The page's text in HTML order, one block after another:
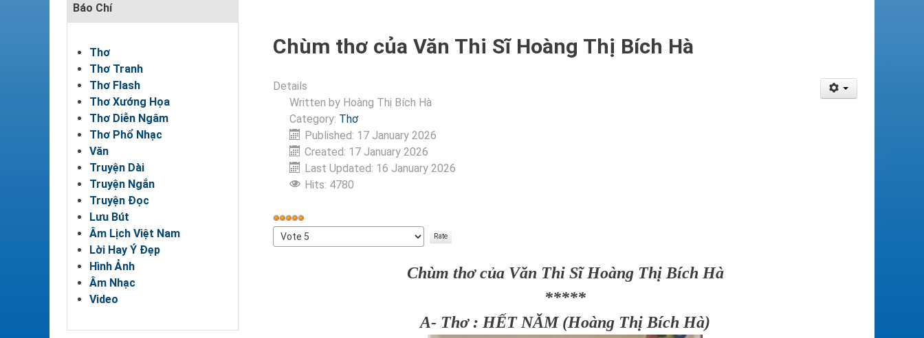
Báo Chí
Thơ
Thơ Tranh
Thơ Flash
Thơ Xướng Họa
Thơ Diễn Ngâm
Thơ Phổ Nhạc
Văn
Truyện Dài
Truyện Ngắn
Truyện Đọc
Lưu Bút
Âm Lịch Việt Nam
Lời Hay Ý Đẹp
Hình Ảnh
Âm Nhạc
Video
Chùm thơ của Văn Thi Sĩ Hoàng Thị Bích Hà
Details
Written by Hoàng Thị Bích Hà
Category: Thơ
Published: 17 January 2026
Created: 17 January 2026
Last Updated: 16 January 2026
Hits: 4780
User
Rating:
Please
Rate
Chùm thơ của Văn Thi Sĩ Hoàng Thị Bích Hà
*****
A- Thơ : HẾT NĂM (Hoàng Thị Bích Hà)